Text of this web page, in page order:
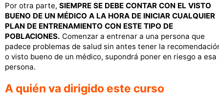
Por otra parte, SIEMPRE SE DEBE CONTAR CON EL VISTO
BUENO DE UN MÉDICO A LA HORA DE INICIAR CUALQUIER
PLAN DE ENTRENAMIENTO CON ESTE TIPO DE
POBLACIONES. Comenzar a entrenar a una persona que
padece problemas de salud sin antes tener la
o visto bueno de un médico, supondrá poner en riesgo a esa
persona.
A quién va dirigido este curso